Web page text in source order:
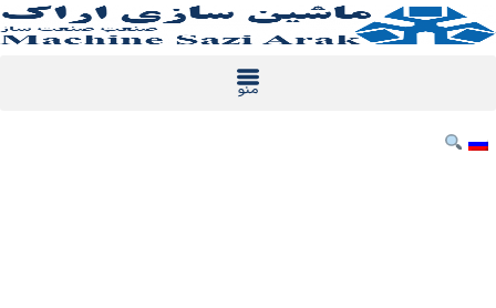
تخطي
إلى